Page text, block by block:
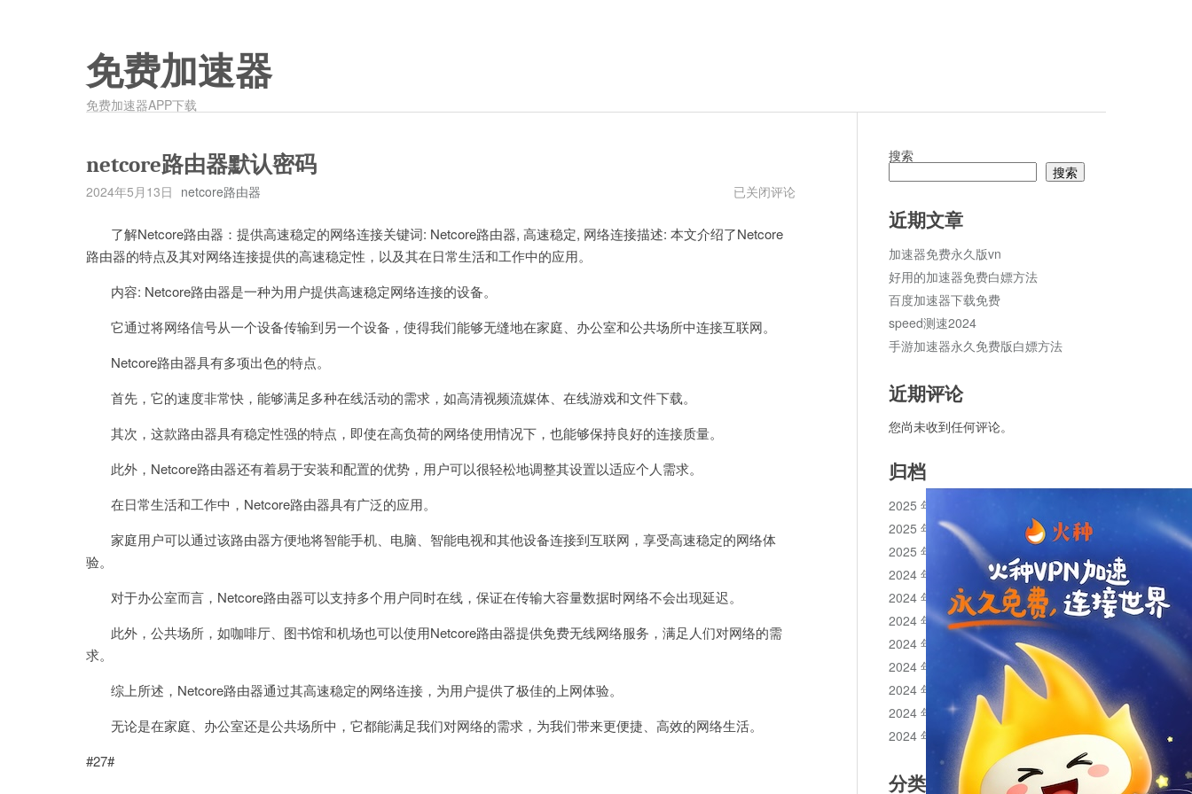
免费加速器
免费加速器APP下载
netcore路由器默认密码
2024年5月13日 netcore路由器
netcore
器
已关闭评论
了解Netcore路由器：提供高速稳定的网络连接关键词: Netcore路由器, 高速稳定, 网络连接描述: 本文介绍了Netcore
路由器的特点及其对网络连接提供的高速稳定性，以及其在日常生活和工作中的应用。
内容: Netcore路由器是一种为用户提供高速稳定网络连接的设备。
它通过将网络信号从一个设备传输到另一个设备，使得我们能够无缝地在家庭、办公室和公共场所中连接互联网。
Netcore路由器具有多项出色的特点。
首先，它的速度非常快，能够满足多种在线活动的需求，如高清视频流媒体、在线游戏和文件下载。
其次，这款路由器具有稳定性强的特点，即使在高负荷的网络使用情况下，也能够保持良好的连接质量。
此外，Netcore路由器还有着易于安装和配置的优势，用户可以很轻松地调整其设置以适应个人需求。
在日常生活和工作中，Netcore路由器具有广泛的应用。
家庭用户可以通过该路由器方便地将智能手机、电脑、智能电视和其他设备连接到互联网，享受高速稳定的网络体
验。
对于办公室而言，Netcore路由器可以支持多个用户同时在线，保证在传输大容量数据时网络不会出现延迟。
此外，公共场所，如咖啡厅、图书馆和机场也可以使用Netcore路由器提供免费无线网络服务，满足人们对网络的需
求。
综上所述，Netcore路由器通过其高速稳定的网络连接，为用户提供了极佳的上网体验。
无论是在家庭、办公室还是公共场所中，它都能满足我们对网络的需求，为我们带来更便捷、高效的网络生活。
#27#
搜索
搜索
近期文章
加速器免费永久版vn
好用的加速器免费白嫖方法
百度加速器下载免费
speed测速2024
手游加速器永久免费版白嫖方法
近期评论
您尚未收到任何评论。
归档
2025 年 11 月
2025 年 10 月
2025 年 1 月
2024 年 12 月
2024 年 11 月
2024 年 10 月
2024 年 9 月
2024 年 8 月
2024 年 7 月
2024 年 6 月
2024 年 5 月
分类目录